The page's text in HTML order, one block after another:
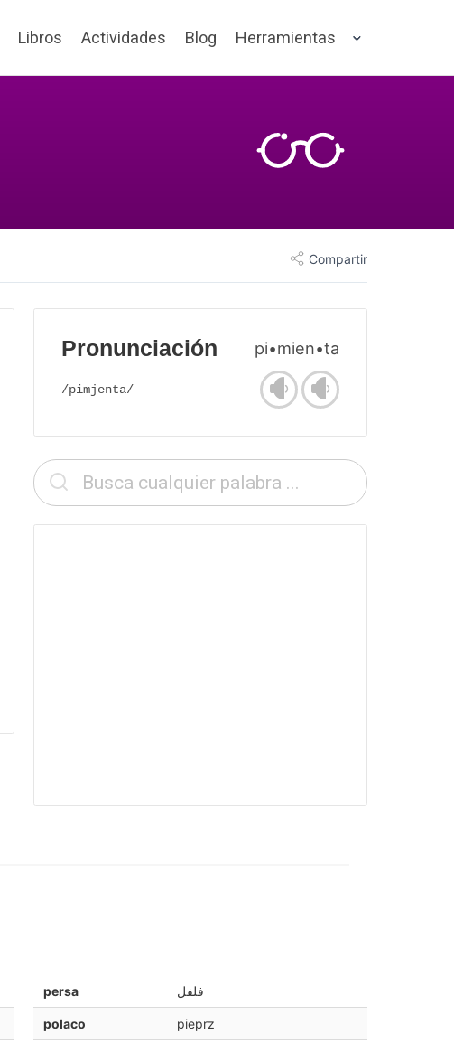
Libros Actividades Blog Herramientas
Compartir
Pronunciación pi•mien•ta
/pimjenta/
persa فلفل
polaco pieprz